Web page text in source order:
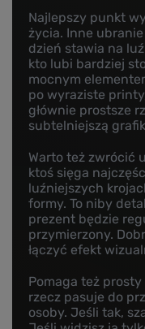
Najlepszy punkt
życia. Inne
dzień stawia na
kto lubi bardziej
mocnym
po wyraziste
głównie prostsze
subtelniejszą
Warto też zwrócić
ktoś sięga
luźniejszych
formy. To niby
prezent będzie
przymierzony.
łączyć efekt
Pomaga też
rzecz pasuje do
osoby. Jeśli tak,